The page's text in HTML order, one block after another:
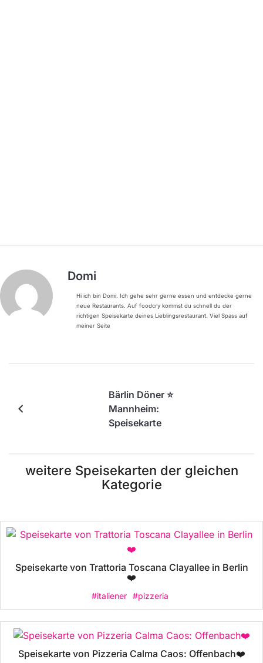
Domi
Hi ich bin Domi. Ich gehe sehr gerne essen und entdecke gerne
neue Restaurants. Auf foodcry kommst du schnell du der
richtigen Speisekarte deines Lieblingsrestaurant. Viel Spass auf
meiner Seite
Bärlin Döner ⭐️
Mannheim:
Speisekarte
weitere Speisekarten der gleichen
Kategorie
Speisekarte von Trattoria Toscana Clayallee in Berlin
❤️
#italiener #pizzeria
Speisekarte von Pizzeria Calma Caos: Offenbach❤️